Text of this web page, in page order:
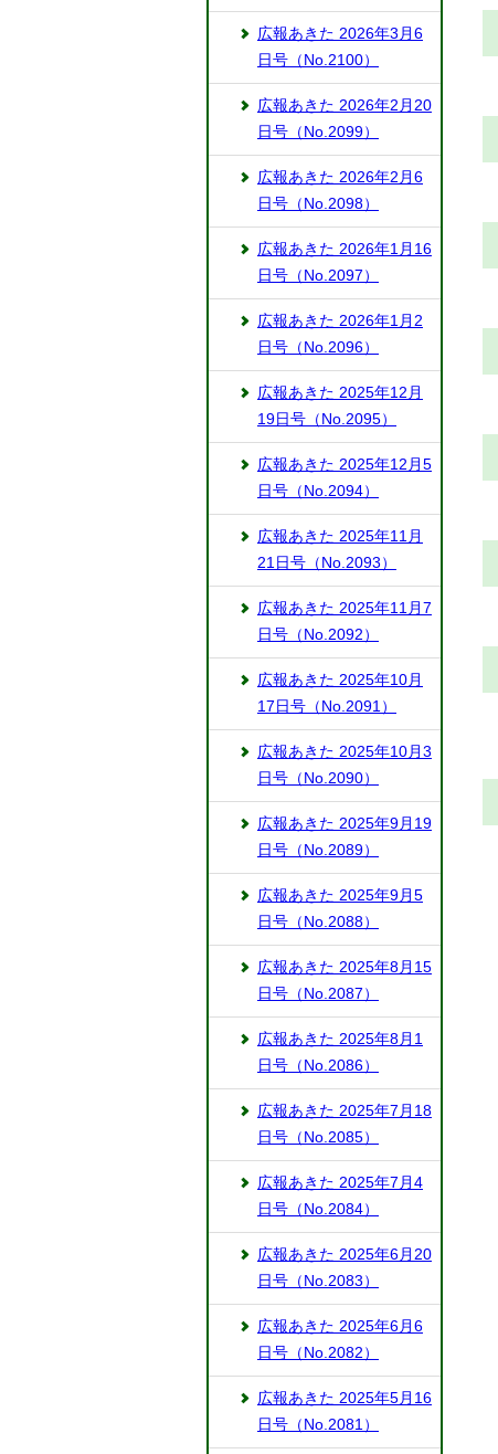
広報あきた 2026年3月6
日号（No.2100）
広報あきた 2026年2月20
日号（No.2099）
広報あきた 2026年2月6
日号（No.2098）
広報あきた 2026年1月16
日号（No.2097）
広報あきた 2026年1月2
日号（No.2096）
広報あきた 2025年12月
19日号（No.2095）
広報あきた 2025年12月5
日号（No.2094）
広報あきた 2025年11月
21日号（No.2093）
広報あきた 2025年11月7
日号（No.2092）
広報あきた 2025年10月
17日号（No.2091）
広報あきた 2025年10月3
日号（No.2090）
広報あきた 2025年9月19
日号（No.2089）
広報あきた 2025年9月5
日号（No.2088）
広報あきた 2025年8月15
日号（No.2087）
広報あきた 2025年8月1
日号（No.2086）
広報あきた 2025年7月18
日号（No.2085）
広報あきた 2025年7月4
日号（No.2084）
広報あきた 2025年6月20
日号（No.2083）
広報あきた 2025年6月6
日号（No.2082）
広報あきた 2025年5月16
日号（No.2081）